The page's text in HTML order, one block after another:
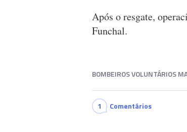
Após o resgate,
Funchal.
BOMBEIROS VOLUNTÁRIOS
1 Comentários